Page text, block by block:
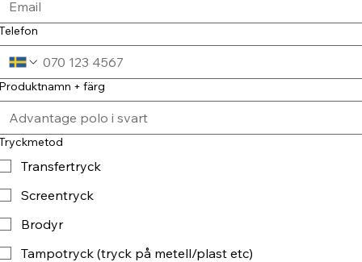
+ färg
Transfertryck
Screentryck
Brodyr
Tampotryck (tryck på metell/plast etc)